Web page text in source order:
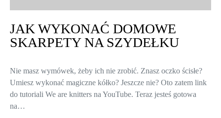
JAK WYKONAĆ DOMOWE
SKARPETY NA SZYDEŁKU
Nie masz wymówek, żeby ich nie zrobić. Znasz oczko ścisłe?
Umiesz wykonać magiczne kółko? Jeszcze nie? Oto zatem link
do tutoriali We are knitters na YouTube. Teraz jesteś gotowa
na…